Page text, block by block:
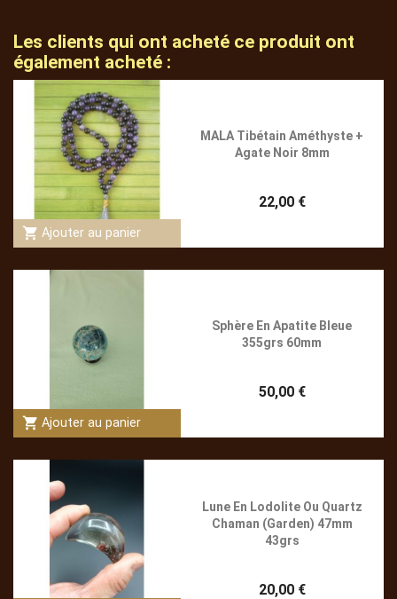
Les clients qui ont acheté ce produit ont
également acheté :
shopping_cart Ajouter au panier
MALA Tibétain Améthyste +
Agate Noir 8mm
22,00 €
shopping_cart Ajouter au panier
Sphère En Apatite Bleue
355grs 60mm
50,00 €
Lune En Lodolite Ou Quartz
Chaman (Garden) 47mm
43grs
20,00 €